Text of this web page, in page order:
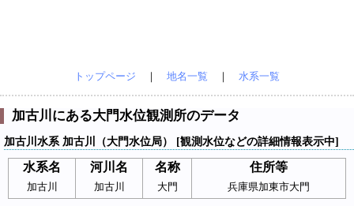
トップページ ｜ 地名一覧 ｜ 水系一覧
加古川にある大門水位観測所のデータ
加古川水系 加古川（大門水位局） [観測水位などの詳細情報表示中]
水系名 河川名 名称 住所等
加古川 加古川 大門 兵庫県加東市大門